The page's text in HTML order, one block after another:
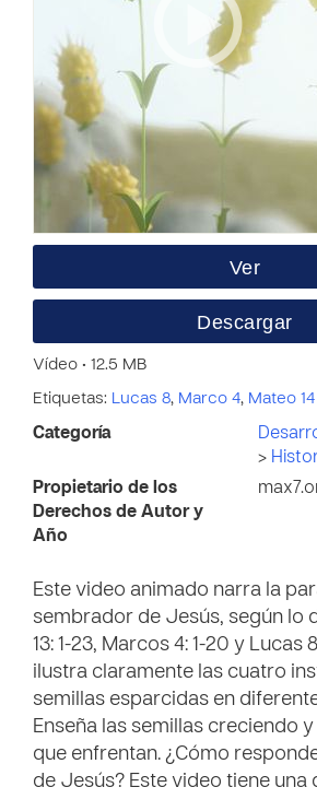
Ver
Descargar
Vídeo • 12.5 MB
Etiquetas: Lucas 8, Marco 4, Mateo 14
Categoría
>
Propietario de los
Derechos de Autor y
Año
Este video animado narra la
sembrador de Jesús, según lo
13: 1-23, Marcos 4: 1-20 y Lucas
ilustra claramente las cuatro
semillas esparcidas en
Enseña las semillas creciendo
que enfrentan. ¿Cómo
de Jesús? Este video tiene una